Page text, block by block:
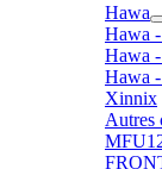
Hawa
Hawa
Hawa
Hawa
Xinnix
Autres